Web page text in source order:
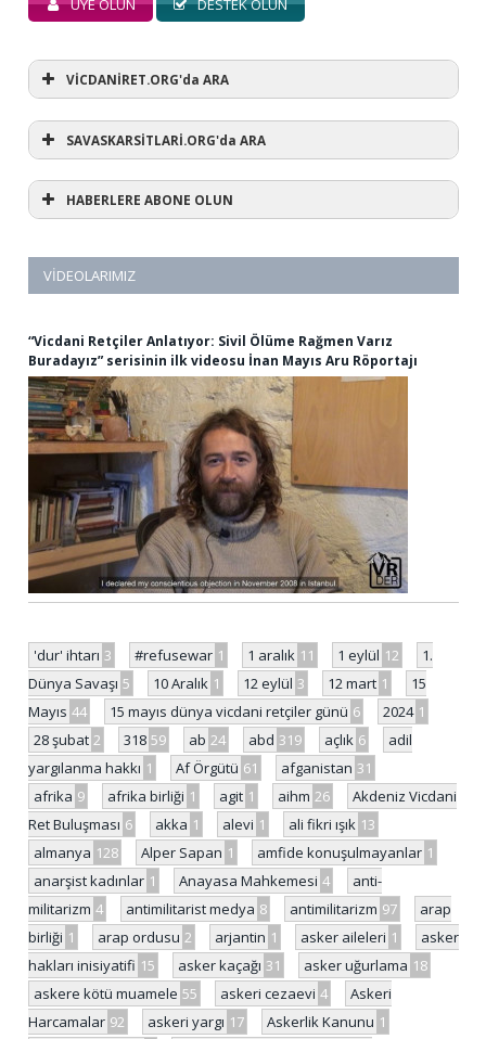
ÜYE OLUN DESTEK OLUN
VİCDANİRET.ORG'da ARA
SAVASKARSİTLARİ.ORG'da ARA
HABERLERE ABONE OLUN
VIDEOLARIMIZ
“Vicdani Retçiler Anlatıyor: Sivil Ölüme Rağmen Varız
Buradayız” serisinin ilk videosu İnan Mayıs Aru Röportajı
'dur' ihtarı 3 #refusewar 1 1 aralık 11 1 eylül 12
1.
Dünya Savaşı 5 10 Aralık 1 12 eylül 3 12 mart 1
15
Mayıs 44 15 mayıs dünya vicdani retçiler günü 6 2024 1
28 şubat 2 318 59 ab 24 abd 319 açlık 6
adil
yargılanma hakkı 1 Af Örgütü 61 afganistan 31
afrika 9 afrika birliği 1 agit 1 aihm 26
Akdeniz Vicdani
Ret Buluşması 6 akka 1 alevi 1 ali fikri ışık 13
almanya 128 Alper Sapan 1 amfide konuşulmayanlar 1
anarşist kadınlar 1 Anayasa Mahkemesi 4
anti-
militarizm 4 antimilitarist medya 8 antimilitarizm 97
arap
birliği 1 arap ordusu 2 arjantin 1 asker aileleri 1
asker
hakları inisiyatifi 15 asker kaçağı 31 asker uğurlama 18
askere kötü muamele 55 askeri cezaevi 4
Askeri
Harcamalar 92 askeri yargı 17 Askerlik Kanunu 1